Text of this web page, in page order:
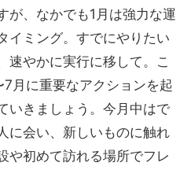
が、なかでも1月は強力な運
イミング。すでにやりたい
速やかに実行に移して。こ
月に重要なアクションを起
いきましょう。今月中はで
に会い、新しいものに触れ
や初めて訪れる場所でフレ